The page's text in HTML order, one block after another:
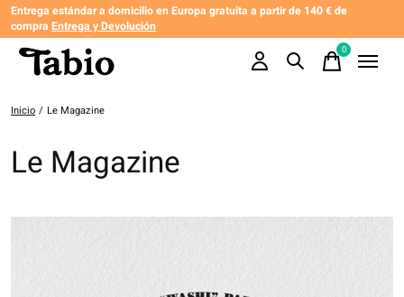
Entrega estándar a domicilio en Europa gratuita a partir de 140 € de
compra Entrega y Devolución
0items
Inicio / Le Magazine
Le Magazine